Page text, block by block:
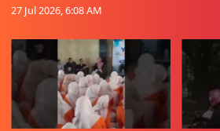
27 Jul 2026, 6:08 AM